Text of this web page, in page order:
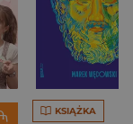
KSIĄŻKA